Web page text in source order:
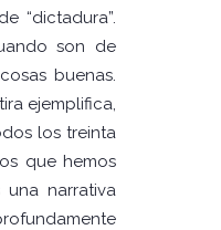
“dictadura”.
son de
buenas.
ejemplifica,
los treinta
que hemos
una narrativa